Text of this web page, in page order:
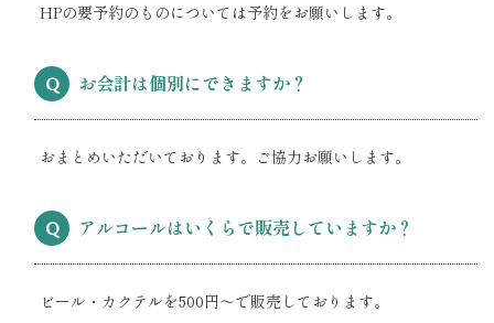
HPの要予約のものについては予約をお願いします。
Q お会計は個別にできますか？
おまとめいただいております。ご協力お願いします。
Q アルコールはいくらで販売していますか？
ビール・カクテルを500円～で販売しております。